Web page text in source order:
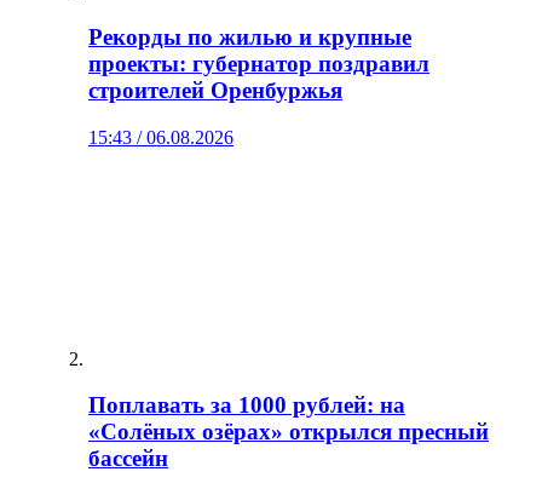
Рекорды по жилью и крупные
проекты: губернатор поздравил
строителей Оренбуржья
15:43 / 06.08.2026
Поплавать за 1000 рублей: на
«Солёных озёрах» открылся пресный
бассейн